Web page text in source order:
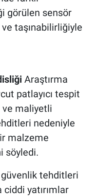
görülen sensör
taşınabilirliğiyle
Araştırma
patlayıcı tespit
maliyetli
nedeniyle
malzeme
söyledi.
tehditleri
yatırımlar